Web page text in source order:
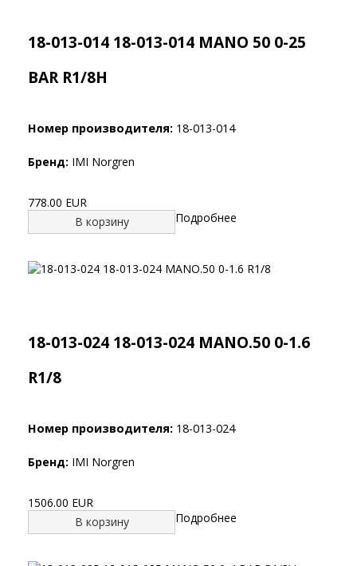
18-013-014 18-013-014 MANO 50 0-25
BAR R1/8H
Номер производителя: 18-013-014
Бренд: IMI Norgren
778.00 EUR
В корзину
Подробнее
18-013-024 18-013-024 MANO.50 0-1.6
R1/8
Номер производителя: 18-013-024
Бренд: IMI Norgren
1506.00 EUR
В корзину
Подробнее